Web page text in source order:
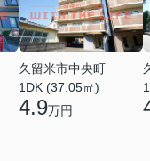
久留米市中央町
1DK (37.05㎡)
4.9万円